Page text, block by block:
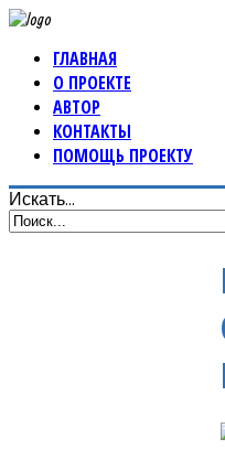
ГЛАВНАЯ
О ПРОЕКТЕ
АВТОР
КОНТАКТЫ
ПОМОЩЬ ПРОЕКТУ
Искать...